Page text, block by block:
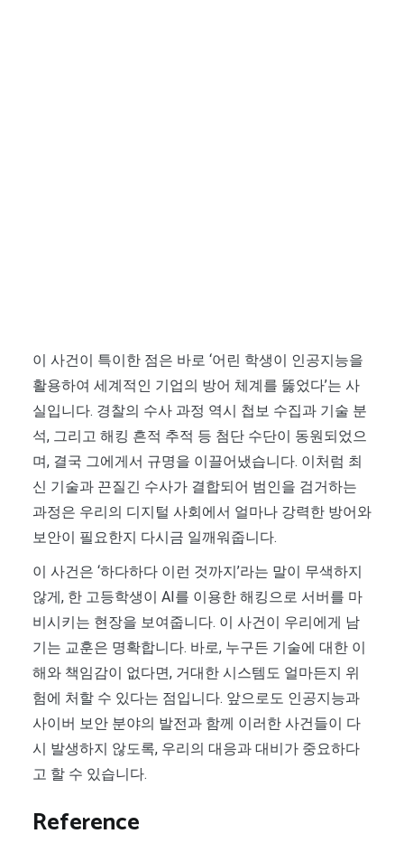
이 사건이 특이한 점은 바로 ‘어린 학생이 인공지능을
활용하여 세계적인 기업의 방어 체계를 뚫었다’는 사
실입니다. 경찰의 수사 과정 역시 첩보 수집과 기술 분
석, 그리고 해킹 흔적 추적 등 첨단 수단이 동원되었으
며, 결국 그에게서 규명을 이끌어냈습니다. 이처럼 최
신 기술과 끈질긴 수사가 결합되어 범인을 검거하는
과정은 우리의 디지털 사회에서 얼마나 강력한 방어와
보안이 필요한지 다시금 일깨워줍니다.
이 사건은 ‘하다하다 이런 것까지’라는 말이 무색하지
않게, 한 고등학생이 AI를 이용한 해킹으로 서버를 마
비시키는 현장을 보여줍니다. 이 사건이 우리에게 남
기는 교훈은 명확합니다. 바로, 누구든 기술에 대한 이
해와 책임감이 없다면, 거대한 시스템도 얼마든지 위
험에 처할 수 있다는 점입니다. 앞으로도 인공지능과
사이버 보안 분야의 발전과 함께 이러한 사건들이 다
시 발생하지 않도록, 우리의 대응과 대비가 중요하다
고 할 수 있습니다.
Reference